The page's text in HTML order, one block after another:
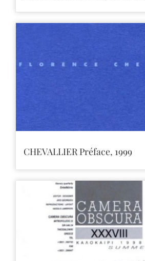
CHEVALLIER Préface, 1999